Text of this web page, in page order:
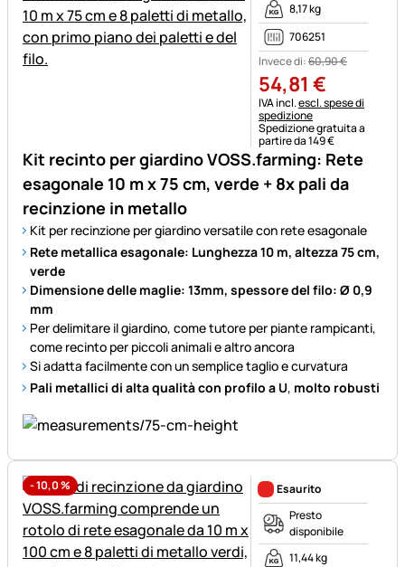
Kit recinto per giardino VOSS.farming: Rete
esagonale 10 m x 75 cm, verde + 8x pali da
recinzione in metallo
Kit per recinzione per giardino versatile con rete esagonale
Rete metallica esagonale: Lunghezza 10 m, altezza 75 cm,
verde
Dimensione delle maglie: 13mm, spessore del filo: Ø 0,9
mm
Per delimitare il giardino, come tutore per piante rampicanti,
come recinto per piccoli animali e altro ancora
Si adatta facilmente con un semplice taglio e curvatura
Pali metallici di alta qualità con profilo a U, molto robusti
8,17 kg
706251
Invece di:60,90€
54,81 €
Informazioni fiscali:
IVA incl.escl. spese di
spedizione
Spedizione gratuita a
partire da 149 €
-10,0%
Esaurito
Presto
disponibile
11,44 kg